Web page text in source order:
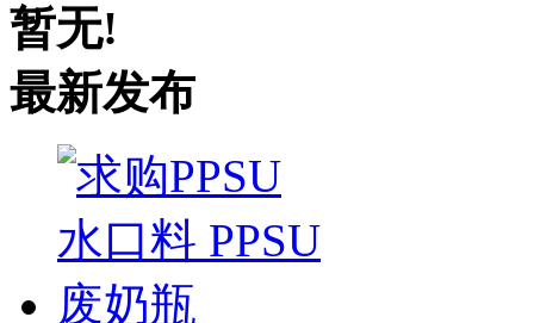
暂无!
最新发布